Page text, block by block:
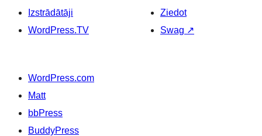
Izstrādātāji
WordPress.TV
Ziedot
Swag ↗
WordPress.com
Matt
bbPress
BuddyPress